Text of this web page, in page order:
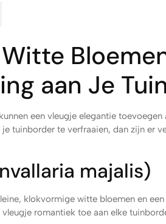
aan Je Tuin
een vleugje elegantie toevoegen
tuinborder te verfraaien, dan zijn er
majalis)
klokvormige witte bloemen en
romantiek toe aan elke